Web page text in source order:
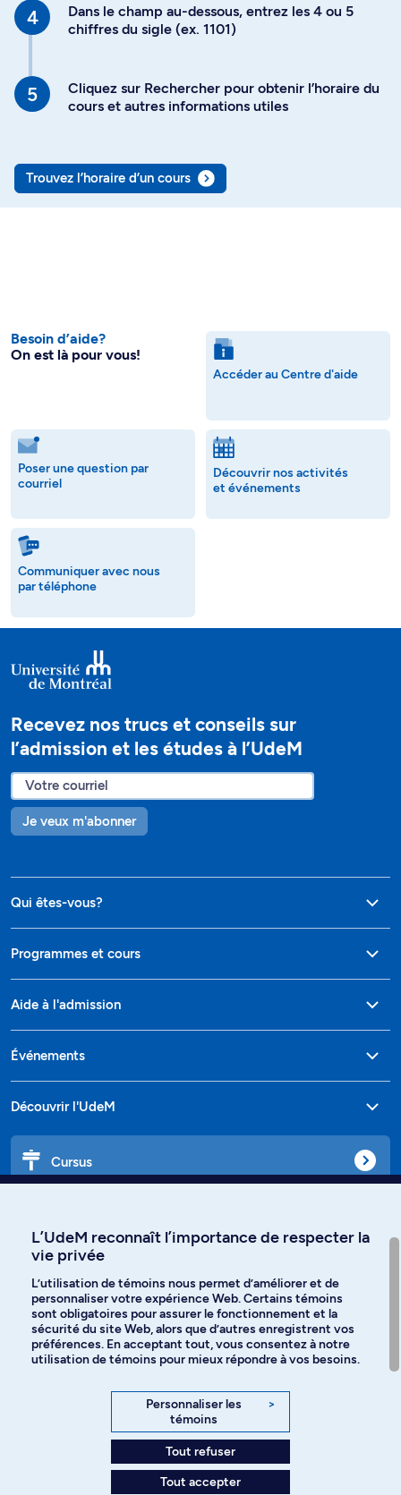
Dans le champ au-dessous, entrez les 4 ou 5
chiffres du sigle (ex. 1101)
Cliquez sur Rechercher pour obtenir l’horaire du
cours et autres informations utiles
Trouvez l’horaire d’un cours
Besoin d’aide?
On est là pour vous!
Accéder au Centre d'aide
Poser une question par
courriel
Découvrir nos activités
et événements
Communiquer avec nous
par téléphone
Recevez nos trucs et conseils sur
l’admission et les études à l’UdeM
Je veux m'abonner
Qui êtes-vous?
Programmes et cours
Aide à l'admission
Événements
Découvrir l'UdeM
Cursus
Langues
Facebook Instagram
YouTube
L’UdeM reconnaît l’importance de respecter la
vie privée
L’utilisation de témoins nous permet d’améliorer et de
personnaliser votre expérience Web. Certains témoins
sont obligatoires pour assurer le fonctionnement et la
sécurité du site Web, alors que d’autres enregistrent vos
préférences. En acceptant tout, vous consentez à notre
utilisation de témoins pour mieux répondre à vos besoins.
Personnaliser les
témoins
>
Tout refuser
Tout accepter